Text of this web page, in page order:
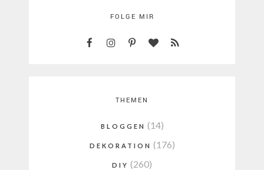
FOLGE MIR
THEMEN
BLOGGEN (14)
DEKORATION (176)
DIY (260)